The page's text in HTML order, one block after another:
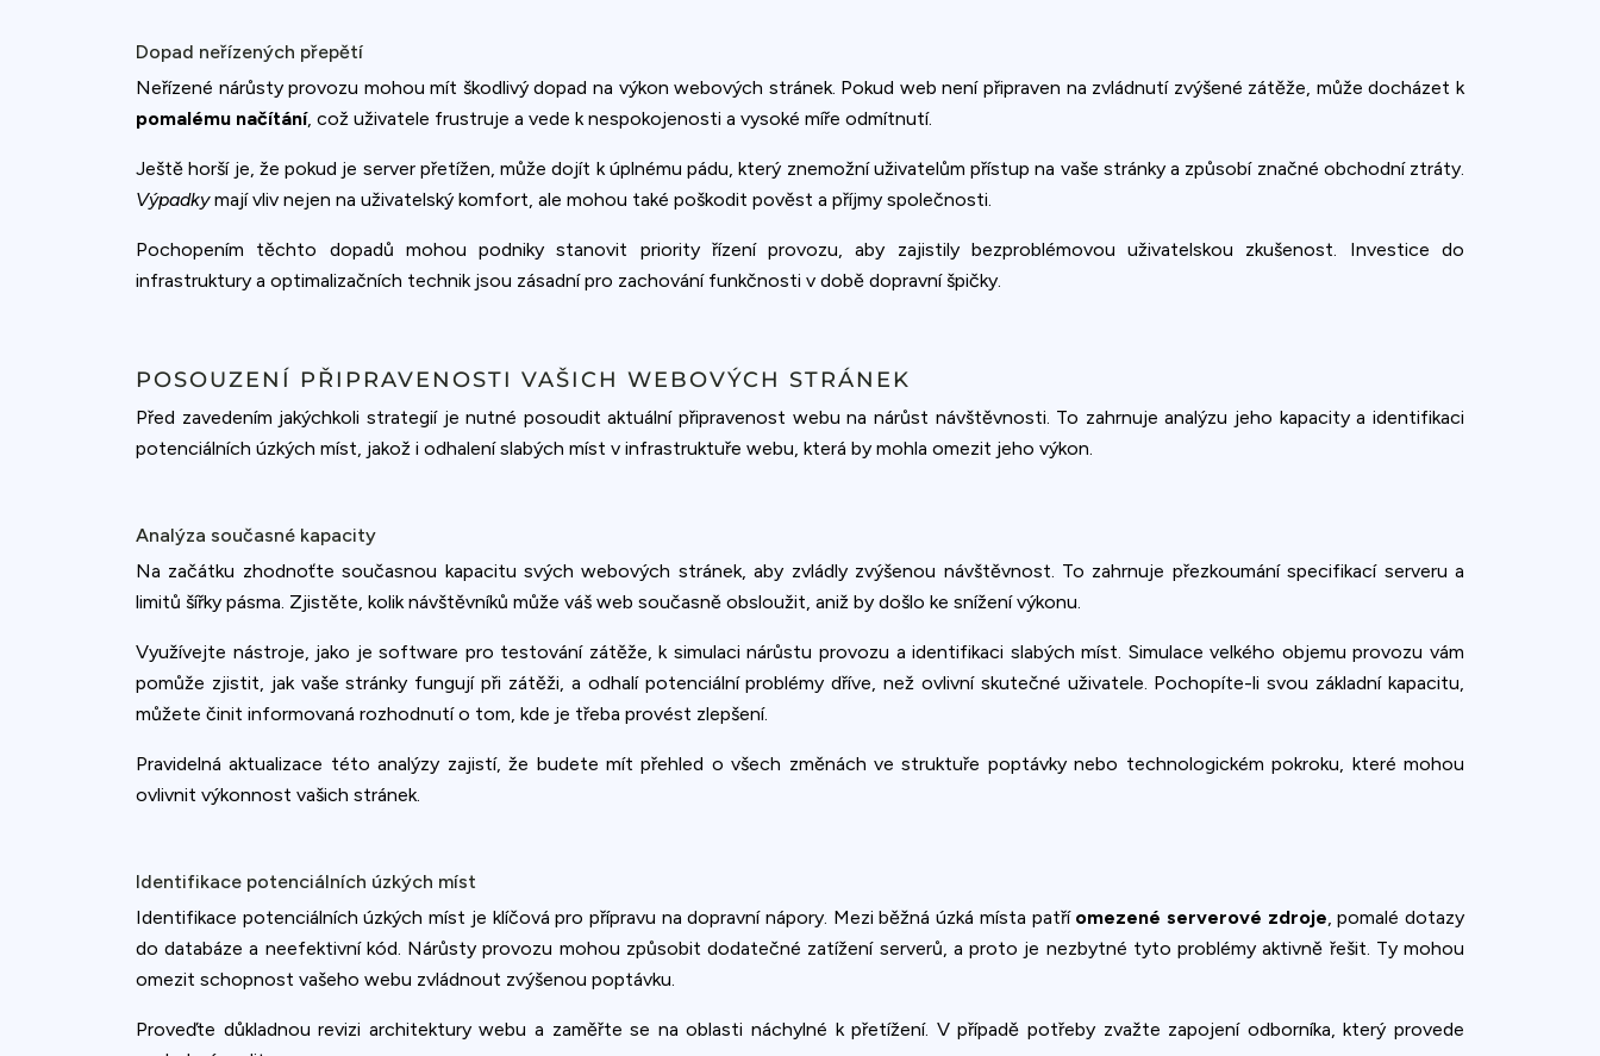
Dopad neřízených přepětí
Neřízené nárůsty provozu mohou mít škodlivý dopad na výkon webových stránek. Pokud web není připraven na zvládnutí zvýšené zátěže, může docházet k
pomalému načítání, což uživatele frustruje a vede k nespokojenosti a vysoké míře odmítnutí.
Ještě horší je, že pokud je server přetížen, může dojít k úplnému pádu, který znemožní uživatelům přístup na vaše stránky a způsobí značné obchodní ztráty.
Výpadkymají vliv nejen na uživatelský komfort, ale mohou také poškodit pověst a příjmy společnosti.
Pochopením těchto dopadů mohou podniky stanovit priority řízení provozu, aby zajistily bezproblémovou uživatelskou zkušenost. Investice do
infrastruktury a optimalizačních technik jsou zásadní pro zachování funkčnosti v době dopravní špičky.
POSOUZENÍ PŘIPRAVENOSTI VAŠICH WEBOVÝCH STRÁNEK
Před zavedením jakýchkoli strategií je nutné posoudit aktuální připravenost webu na nárůst návštěvnosti. To zahrnuje analýzu jeho kapacity a identifikaci
potenciálních úzkých míst, jakož i odhalení slabých míst v infrastruktuře webu, která by mohla omezit jeho výkon.
Analýza současné kapacity
Na začátku zhodnoťte současnou kapacitu svých webových stránek, aby zvládly zvýšenou návštěvnost. To zahrnuje přezkoumání specifikací serveru a
limitů šířky pásma. Zjistěte, kolik návštěvníků může váš web současně obsloužit, aniž by došlo ke snížení výkonu.
Využívejte nástroje, jako je software pro testování zátěže, k simulaci nárůstu provozu a identifikaci slabých míst. Simulace velkého objemu provozu vám
pomůže zjistit, jak vaše stránky fungují při zátěži, a odhalí potenciální problémy dříve, než ovlivní skutečné uživatele. Pochopíte-li svou základní kapacitu,
můžete činit informovaná rozhodnutí o tom, kde je třeba provést zlepšení.
Pravidelná aktualizace této analýzy zajistí, že budete mít přehled o všech změnách ve struktuře poptávky nebo technologickém pokroku, které mohou
ovlivnit výkonnost vašich stránek.
Identifikace potenciálních úzkých míst
Identifikace potenciálních úzkých míst je klíčová pro přípravu na dopravní nápory. Mezi běžná úzká místa patří omezené serverové zdroje , pomalé dotazy
do databáze a neefektivní kód. Nárůsty provozu mohou způsobit dodatečné zatížení serverů, a proto je nezbytné tyto problémy aktivně řešit. Ty mohou
omezit schopnost vašeho webu zvládnout zvýšenou poptávku.
Proveďte důkladnou revizi architektury webu a zaměřte se na oblasti náchylné k přetížení. V případě potřeby zvažte zapojení odborníka, který provede